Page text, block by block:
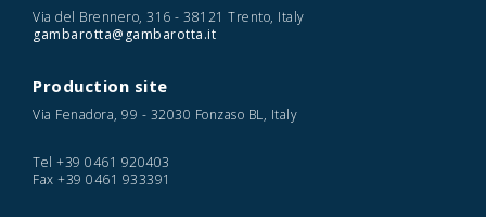
Via del Brennero, 316 - 38121 Trento, Italy
gambarotta@gambarotta.it
Production site
Via Fenadora, 99 - 32030 Fonzaso BL, Italy
Tel +39 0461 920403
Fax +39 0461 933391